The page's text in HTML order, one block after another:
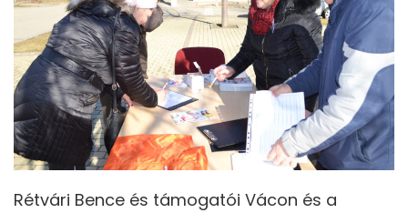
Rétvári Bence és támogatói Vácon és a